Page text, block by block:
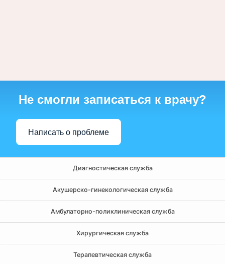
Не смогли записаться к врачу?
Написать о проблеме
Диагностическая служба
Акушерско-гинекологическая служба
Амбулаторно-поликлиническая служба
Хирургическая служба
Терапевтическая служба